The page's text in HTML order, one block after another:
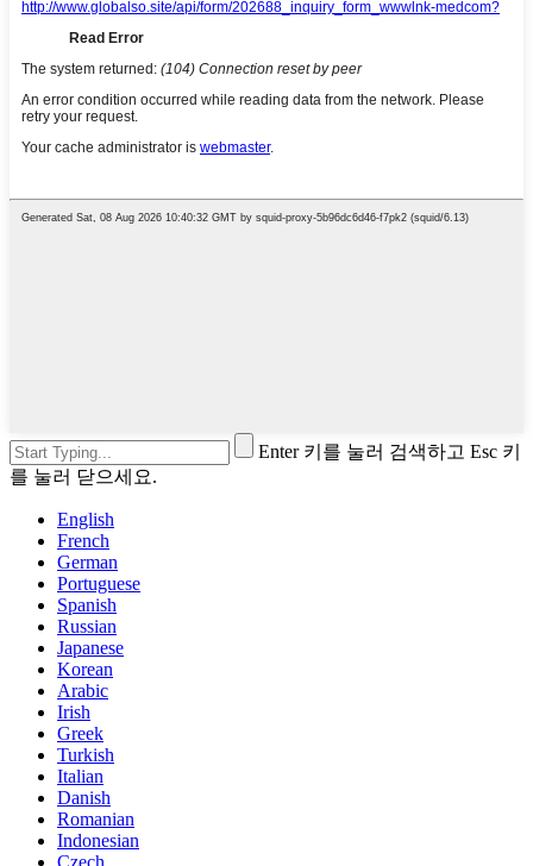
Enter 키를 눌러 검색하고 Esc 키
를 눌러 닫으세요.
English
French
German
Portuguese
Spanish
Russian
Japanese
Korean
Arabic
Irish
Greek
Turkish
Italian
Danish
Romanian
Indonesian
Czech